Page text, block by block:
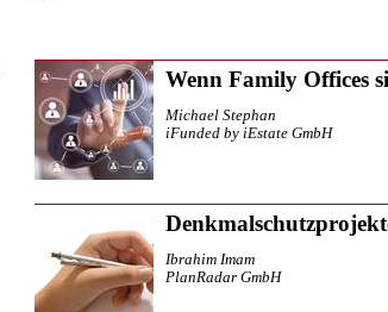
Wenn Family Offices
Michael Stephan
iFunded by iEstate GmbH
Ibrahim Imam
PlanRadar GmbH